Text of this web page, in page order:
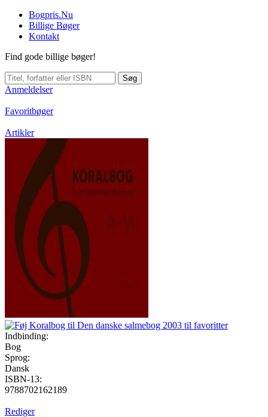
Bogpris.Nu
Billige Bøger
Kontakt
Find gode billige bøger!
Søg
Anmeldelser
Favoritbøger
Artikler
Indbinding:
Bog
Sprog:
Dansk
ISBN-13:
9788702162189
Rediger